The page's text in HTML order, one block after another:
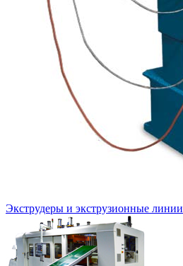
Экструдеры и экструзионные линии